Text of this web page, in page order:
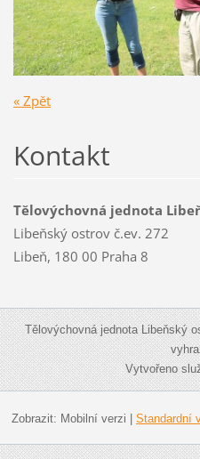
« Zpět
Kontakt
Tělovýchovná jednota
Libeňský ostrov č.ev. 272
Libeň, 180 00 Praha 8
Tělovýchovná jednota Libeňský
Vytvořeno
Zobrazit: Mobilní verzi | Standardní